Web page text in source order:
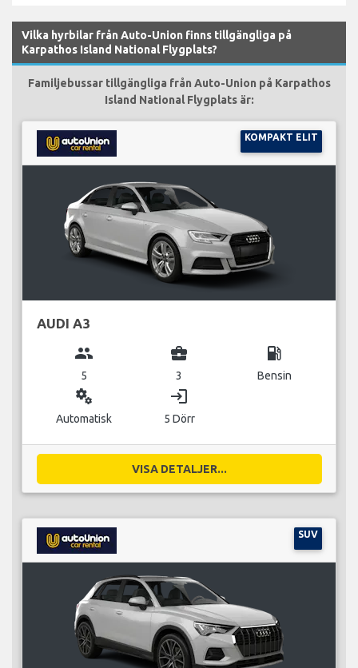
Vilka hyrbilar från Auto-Union finns tillgängliga på
Karpathos Island National Flygplats?
Familjebussar tillgängliga från Auto-Union på Karpathos
Island National Flygplats är:
KOMPAKT ELIT
AUDI A3
group
5
business_center
3
local_gas_station
Bensin
miscellaneous_services
Automatisk
login
5 Dörr
VISA DETALJER...
SUV